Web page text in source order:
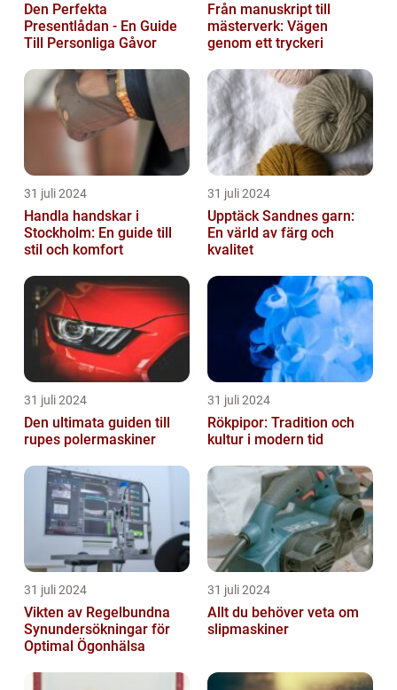
Den Perfekta
Presentlådan - En Guide
Till Personliga Gåvor
Från manuskript till
mästerverk: Vägen
genom ett tryckeri
31 juli 2024
Handla handskar i
Stockholm: En guide till
stil och komfort
31 juli 2024
Upptäck Sandnes garn:
En värld av färg och
kvalitet
31 juli 2024
Den ultimata guiden till
rupes polermaskiner
31 juli 2024
Rökpipor: Tradition och
kultur i modern tid
31 juli 2024
Vikten av Regelbundna
Synundersökningar för
Optimal Ögonhälsa
31 juli 2024
Allt du behöver veta om
slipmaskiner